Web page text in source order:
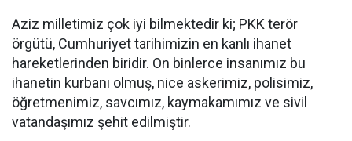
Aziz milletimiz çok iyi bilmektedir ki; PKK terör
örgütü, Cumhuriyet tarihimizin en kanlı ihanet
hareketlerinden biridir. On binlerce insanımız bu
ihanetin kurbanı olmuş, nice askerimiz, polisimiz,
öğretmenimiz, savcımız, kaymakamımız ve sivil
vatandaşımız şehit edilmiştir.